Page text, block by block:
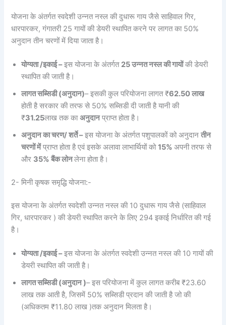
योजना के अंतर्गत स्वदेशी उन्नत नस्ल की दुधारू गाय जैसे साहिवाल गिर,
धारपारकर, गंगातरी 25 गायों की डेयरी स्थापित करने पर लागत का 50%
अनुदान तीन चरणों में दिया जाता है।
योग्यता /इकाई –इस योजना के अंतर्गत 25 उन्नत नस्ल की गायोंकी डेयरी
स्थापित की जाती है।
लागत सब्सिडी (अनुदान)– इसकी कुल परियोजना लागत ₹62.50 लाख
होती है सरकार की तरफ से 50% सब्सिडी दी जाती है यानी की
₹31.25लाख तक काअनुदानप्राप्त होता है।
अनुदान का चरण/ शर्ते –इस योजना के अंतर्गत पशुपालकों को अनुदानतीन
चरणों मेंप्राप्त होता है एवं इसके अलावा लाभार्थियों को15%अपनी तरफ से
और 35% बैंक लोनलेना होता है।
2- मिनी कृषक समृद्धि योजना:-
इस योजना के अंतर्गत स्वदेशी उन्नत नस्ल की 10 दुधारू गाय जैसे (साहिवाल
गिर, धारपारकर ) की डेयरी स्थापित करने के लिए 294 इकाई निर्धारित की गई
है।
योग्यता /इकाई –इस योजना के अंतर्गत स्वदेशी उन्नत नस्ल की 10 गायों की
डेयरी स्थापित की जाती है।
लागत सब्सिडी (अनुदान )– इस परियोजना में कुल लागत करीब ₹23.60
लाख तक आती है, जिसमें 50% सब्सिडी प्रदान की जाती है जो की
(अधिकतम ₹11.80 लाख )तक अनुदान मिलता है।